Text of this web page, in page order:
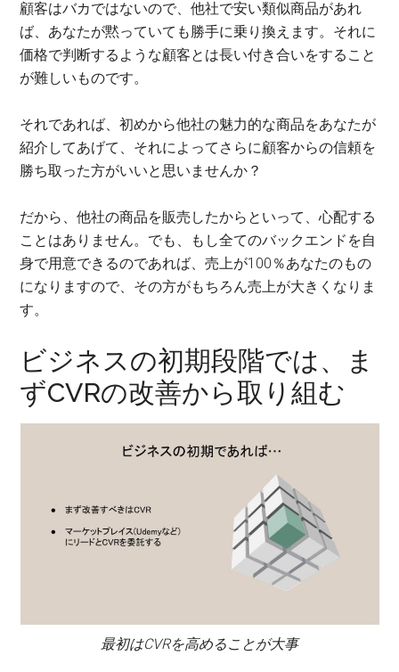
顧客はバカではないので、他社で安い類似商品があれ
ば、あなたが黙っていても勝手に乗り換えます。それに
価格で判断するような顧客とは長い付き合いをすること
が難しいものです。
それであれば、初めから他社の魅力的な商品をあなたが
紹介してあげて、それによってさらに顧客からの信頼を
勝ち取った方がいいと思いませんか？
だから、他社の商品を販売したからといって、心配する
ことはありません。でも、もし全てのバックエンドを自
身で用意できるのであれば、売上が100％あなたのもの
になりますので、その方がもちろん売上が大きくなりま
す。
ビジネスの初期段階では、ま
ずCVRの改善から取り組む
最初はCVRを高めることが大事